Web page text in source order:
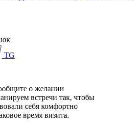
TG
о желании
встречи так, чтобы
себя комфортно
время визита.